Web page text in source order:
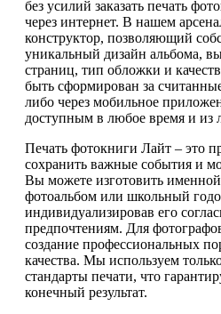
без усилий заказать печать
через интернет. В нашем
конструктор, позволяющий
уникальный дизайн альбома,
страниц, тип обложки и
быть сформирован за
либо через мобильное
доступным в любое время и из
Печать фотокниги Лайт – это
сохранить важные события и
Вы можете изготовить
фотоальбом или школьный
индивидуализировав его
предпочтениям. Для
создание профессиональных
качества. Мы используем
стандарты печати, что
конечный результат.